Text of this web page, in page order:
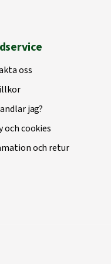
oss
jag?
och cookies
och retur